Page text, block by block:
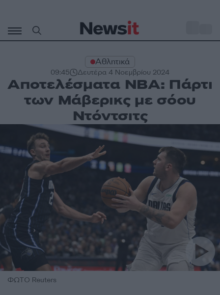
περιεχόμενο
Αθλητικά
09:45 Δευτέρα 4 Νοεμβρίου 2024
Αποτελέσματα NBA: Πάρτι
των Μάβερικς με σόου
Ντόντσιτς
ΦΩΤΟ Reuters